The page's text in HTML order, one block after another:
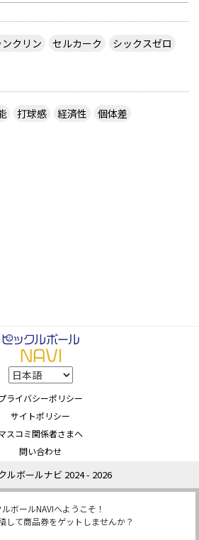
ンクリン セルカーク
シックスゼロ
打球感 経済性 個体差
ライバシーポリシー
サイトポリシー
スコミ関係者さまへ
問い合わせ
ルボールナビ 2024 - 2026
ボールNAVIへようこそ！
して商品券をゲットしませんか？